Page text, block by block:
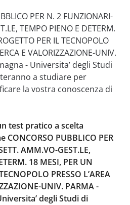
PER N. 2 FUNZIONARI-
TEMPO PIENO E DETERM.
PER IL TECNOPOLO
E VALORIZZAZIONE-UNIV.
- Universita’ degli Studi
a studiare per
la vostra conoscenza di
test pratico a scelta
CONCORSO PUBBLICO PER
AMM.VO-GEST.LE,
18 MESI, PER UN
PRESSO L’AREA
UNIV. PARMA -
degli Studi di